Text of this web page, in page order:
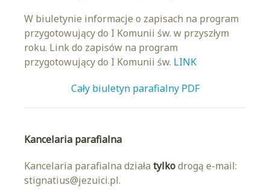
W biuletynie informacje o zapisach na program
przygotowujący do I Komunii św. w przyszłym
roku. Link do zapisów na program
przygotowujący do I Komunii św. LINK
Cały biuletyn parafialny PDF
Kancelaria parafialna
Kancelaria parafialna działa tylkodrogą e-mail:
stignatius@jezuici.pl.